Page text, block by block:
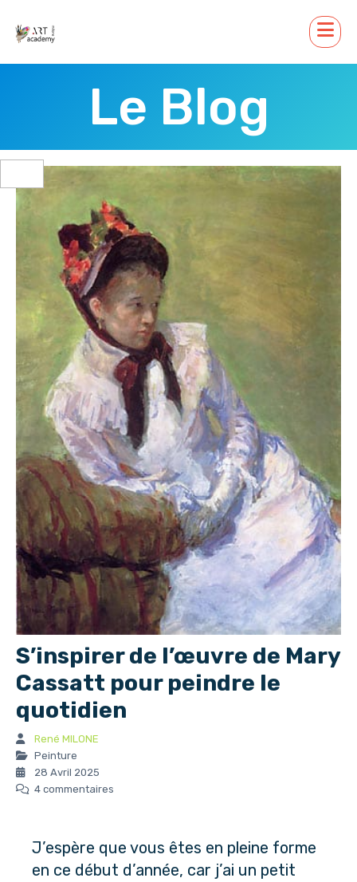
Le Blog
S’inspirer de l’œuvre de Mary
Cassatt pour peindre le
quotidien
René MILONE
Peinture
28 Avril 2025
4 commentaires
J’espère que vous êtes en pleine forme
en ce début d’année, car j’ai un petit